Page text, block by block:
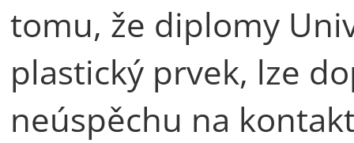
tomu, že diplomy
plastický prvek, lze
neúspěchu na